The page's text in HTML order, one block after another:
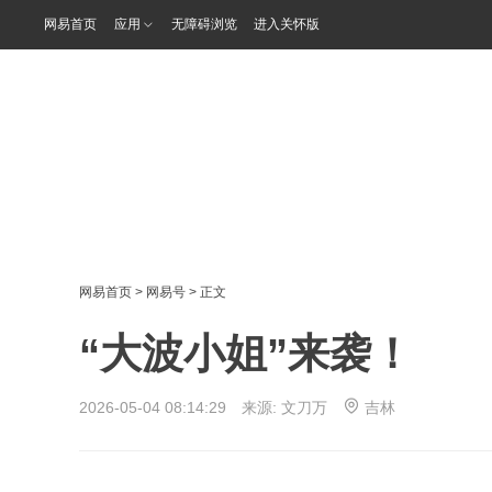
网易首页 应用 无障碍浏览 进入关怀版
网易首页 > 网易号 > 正文
“大波小姐”来袭！
2026-05-04 08:14:29 来源: 文刀万 吉林